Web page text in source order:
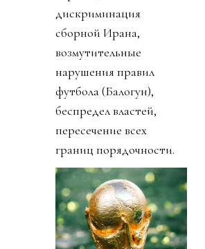
дискриминация
сборной Ирана,
возмутительные
нарушения правил
футбола (Балогун),
беспредел властей,
пересечение всех
границ порядочности.